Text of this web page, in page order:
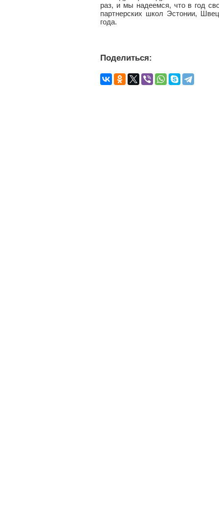
раз, и мы надеемся, что в год
партнерских школ Эстонии,
года.
Поделиться: